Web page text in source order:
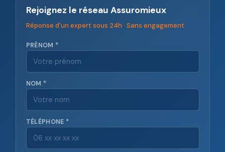
Rejoignez le réseau Assuromieux
Réponse d'un expert sous 24h · Sans engagement
PRÉNOM *
NOM *
TÉLÉPHONE *